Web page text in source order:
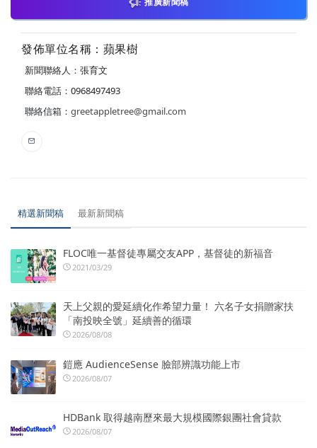
發佈單位名稱：蘋果樹
新聞聯絡人：張育文
聯絡電話：0968497493
聯絡信箱： greetappletree@gmail.com
精選新聞稿 最新新聞稿
FLOC唯一基督徒專屬交友APP，基督徒的新福音
2021/03/29
天上父親的愛延續化作希望力量！ 六名子女捐贈家扶
「南投映全號」延續善的循環
2026/08/08
鎧應 AudienceSense 臉部辨識功能上市
2026/08/07
HDBank 取得越南歷來最大規模國際銀團社會貸款
2026/08/07